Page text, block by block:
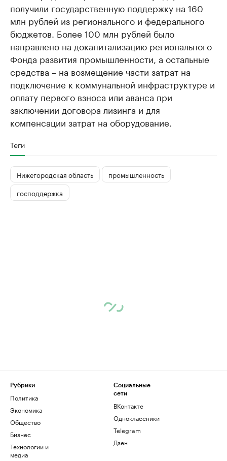
получили государственную поддержку на 160
млн рублей из регионального и федерального
бюджетов. Более 100 млн рублей было
направлено на докапитализацию регионального
Фонда развития промышленности, а остальные
средства – на возмещение части затрат на
подключение к коммунальной инфраструктуре и
оплату первого взноса или аванса при
заключении договора лизинга и для
компенсации затрат на оборудование.
Теги
Нижегородская область
промышленность
господдержка
Рубрики
Политика
Экономика
Общество
Бизнес
Технологии и
медиа
Социальные
сети
ВКонтакте
Одноклассники
Telegram
Дзен